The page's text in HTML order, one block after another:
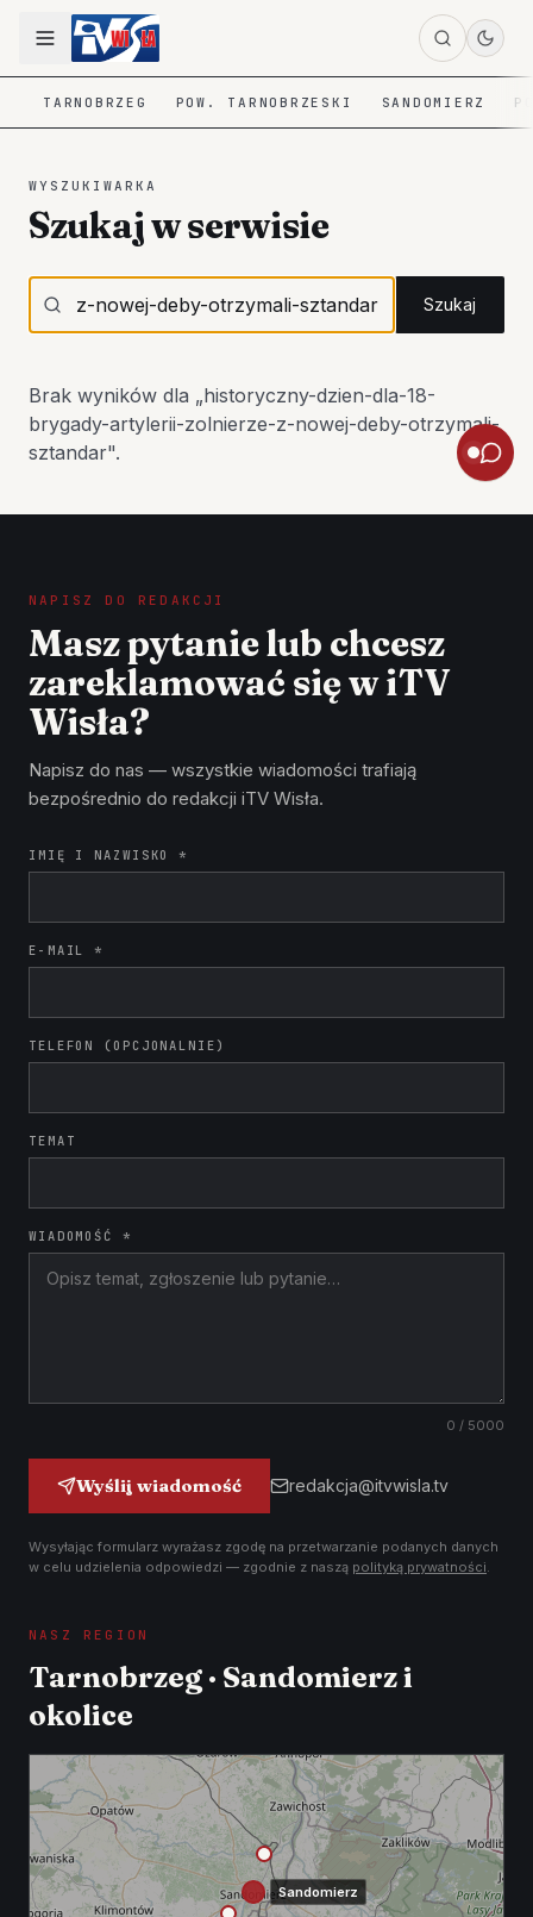
TARNOBRZEG POW. TARNOBRZESKI SANDOMIERZ
WYSZUKIWARKA
Szukaj w serwisie
Szukaj
Brak wyników dla „historyczny-dzien-dla-18-
brygady-artylerii-zolnierze-z-nowej-deby-otrzymali-
sztandar".
NAPISZ DO REDAKCJI
Masz pytanie lub chcesz
zareklamować się w iTV
Wisła?
Napisz do nas — wszystkie wiadomości trafiają
bezpośrednio do redakcji iTV Wisła.
IMIĘ I NAZWISKO *
E-MAIL *
TELEFON (OPCJONALNIE)
TEMAT
WIADOMOŚĆ *
0 / 5000
Wyślij wiadomość redakcja@itvwisla.tv
Wysyłając formularz wyrażasz zgodę na przetwarzanie podanych danych
w celu udzielenia odpowiedzi — zgodnie z naszą polityką prywatności.
NASZ REGION
Tarnobrzeg · Sandomierz i
okolice
Sandomierz